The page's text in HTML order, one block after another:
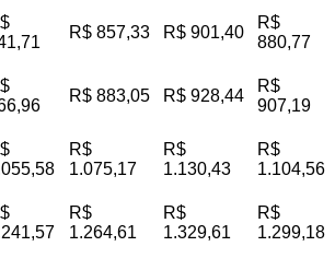
R$ 857,33 R$ 901,40
R$
880,77
R$ 883,05 R$ 928,44
R$
907,19
R$
1.075,17
R$
1.130,43
R$
1.104,56
R$
1.264,61
R$
1.329,61
R$
1.299,18